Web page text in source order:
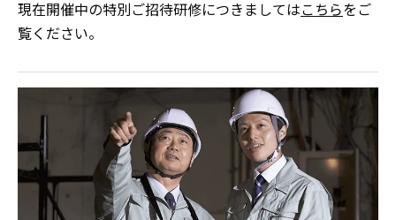
現在開催中の特別ご招待研修につきましてはこちらをご
覧ください。